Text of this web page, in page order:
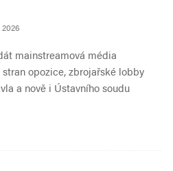
mainstreamová média
opozice, zbrojařské lobby
a nově i Ústavního soudu